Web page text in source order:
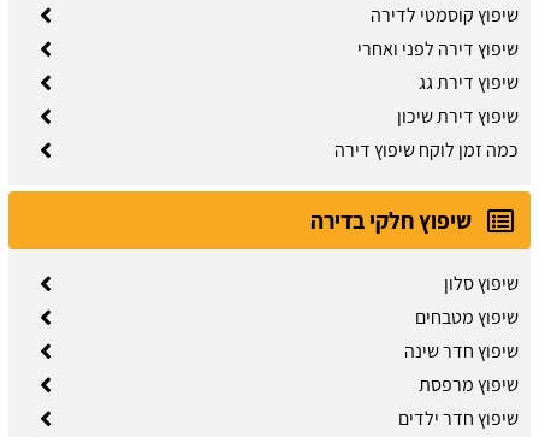
שיפוץ קוסמטי לדירה
שיפוץ דירה לפני ואחרי
שיפוץ דירת גג
שיפוץ דירת שיכון
כמה זמן לוקח שיפוץ דירה
שיפוץ חלקי בדירה
שיפוץ סלון
שיפוץ מטבחים
שיפוץ חדר שינה
שיפוץ מרפסת
שיפוץ חדר ילדים